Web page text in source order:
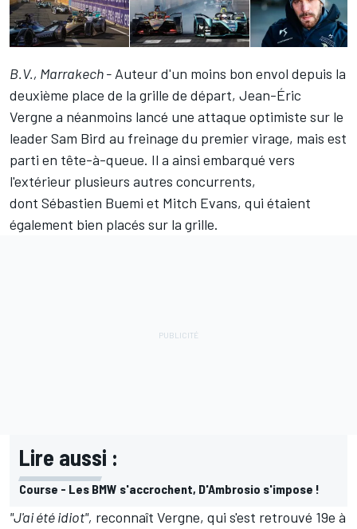
B.V., Marrakech - Auteur d'un moins bon envol depuis la
deuxième place de la grille de départ, Jean-Éric
Vergne a néanmoins lancé une attaque optimiste sur le
leaderSam Bird au freinage du premier virage, mais est
parti en tête-à-queue. Il a ainsi embarqué vers
l'extérieur plusieurs autres concurrents,
dont Sébastien Buemi et Mitch Evans, qui étaient
également bien placés sur la grille.
Lire aussi :
Course - Les BMW s'accrochent, D'Ambrosio s'impose !
"J'ai été idiot", reconnaît Vergne, qui s'est retrouvé 19e à